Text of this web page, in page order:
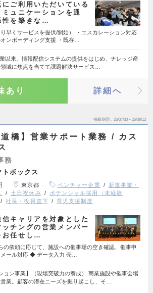
ご利用いただいている
ュニケーションを通
性を築きな…
早くサービスを提供/開始） ・エスカレーション対応
オンボーディング支援 ・既存…
以来、情報配信システムの提供をはじめ、ナレッジ産
域に焦点を当てて課題解決サービス…
あり 詳細へ
掲載期間 26/07/30～26/08/12
道橋】営業サポート業務 / カス
務
ボックス
東京都 ベンチャー企業
新規事業・
土日祝休み
ポテンシャル採用（未経験
社長・役員直下 育児支援制度
キャリアを対象とした
チングの営業メンバー
お任せし…
依頼に応じて、施設への催事場の空き確認、催事申
ール対応 ◆ データ入力 売…
ョン事業】（現場突破力の養成） 商業施設や催事会場
業。顧客の潜在ニーズを掘り起こし、そ…